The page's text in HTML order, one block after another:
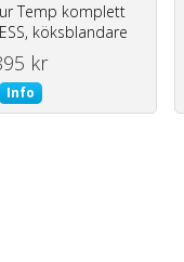
Temp komplett
köksblandare
kr
Info